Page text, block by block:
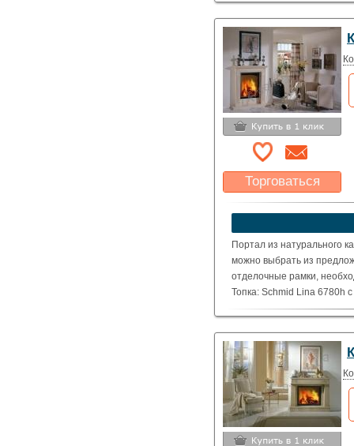
Торговаться
Какая цена Вас
устроит?
Портал из натурального
можно выбрать из
отделочные рамки,
Топка: Schmid Lina 6780h
( Номинальная мощность